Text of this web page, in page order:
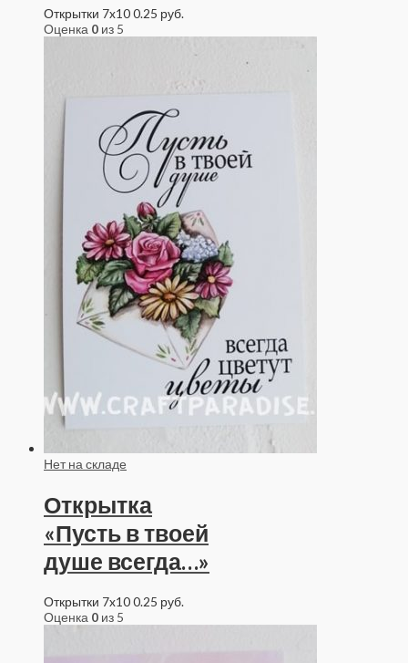
Открытки 7x100.25 руб.
Оценка 0 из 5
Нет на складе
Открытка
«Пусть в твоей
душе всегда…»
Открытки 7x100.25 руб.
Оценка 0 из 5